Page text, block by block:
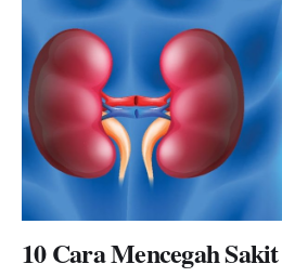
10 Cara Mencegah